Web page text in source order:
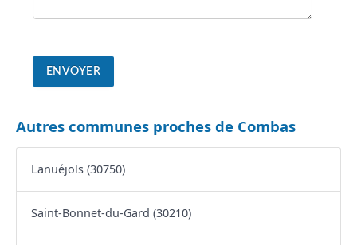
Autres communes proches de Combas
Lanuéjols (30750)
Saint-Bonnet-du-Gard (30210)